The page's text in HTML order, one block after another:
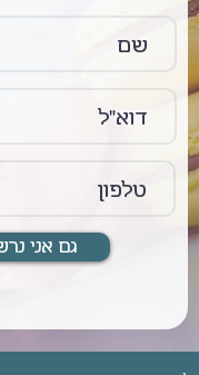
גם אני